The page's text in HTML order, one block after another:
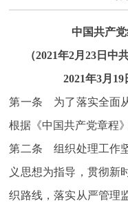
中国共产
（2021年2月23日
2021年3月19
第一条 为了落实全面
根据《中国共产党章程
第二条 组织处理工作
义思想为指导，贯彻新
织路线，落实从严管理